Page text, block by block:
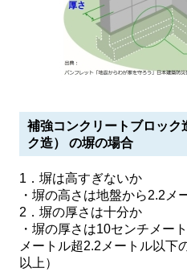
補強コンクリートブロック
ク造） の塀の場合
1．塀は高すぎないか
・塀の高さは地盤から2.2メ
2．塀の厚さは十分か
・塀の厚さは10センチメー
メートル超2.2メートル以下
以上）